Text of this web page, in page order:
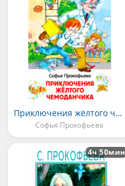
Приключения жёлтого чемоданчика
Софья Прокофьева
4ч 50мин